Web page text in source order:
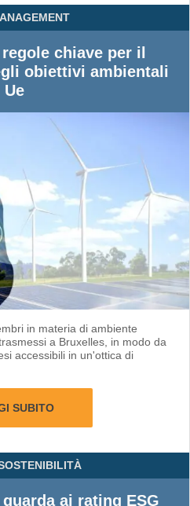
chiave per il
obiettivi ambientali
Ue
in materia di ambiente
a Bruxelles, in modo da
accessibili in un'ottica di
SUBITO
ai rating ESG